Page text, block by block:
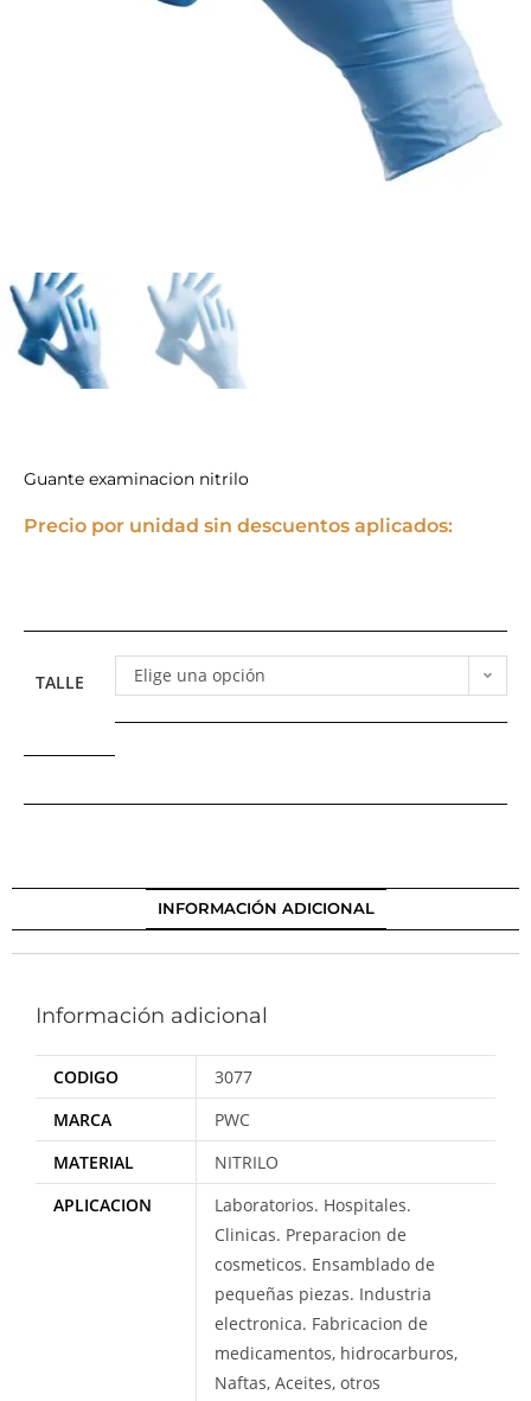
Guante examinacion nitrilo
Precio por unidad sin descuentos aplicados:
TALLE Elige una opción
INFORMACIÓN ADICIONAL
Información adicional
CODIGO
3077
MARCA
PWC
MATERIAL
NITRILO
APLICACION
Laboratorios. Hospitales.
Clinicas. Preparacion de
cosmeticos. Ensamblado de
pequeñas piezas. Industria
electronica. Fabricacion de
medicamentos, hidrocarburos,
Naftas, Aceites, otros